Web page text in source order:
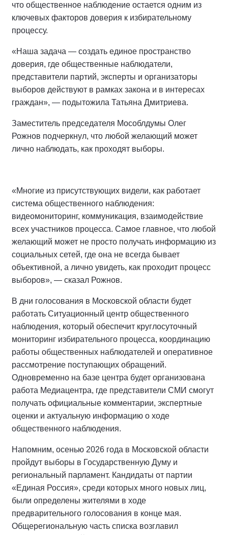
что общественное наблюдение остается одним из
ключевых факторов доверия к избирательному
процессу.
«Наша задача — создать единое пространство
доверия, где общественные наблюдатели,
представители партий, эксперты и организаторы
выборов действуют в рамках закона и в интересах
граждан», — подытожила Татьяна Дмитриева.
Заместитель председателя Мособлдумы Олег
Рожнов подчеркнул, что любой желающий может
лично наблюдать, как проходят выборы.
«Многие из присутствующих видели, как работает
система общественного наблюдения:
видеомониторинг, коммуникация, взаимодействие
всех участников процесса. Самое главное, что любой
желающий может не просто получать информацию из
социальных сетей, где она не всегда бывает
объективной, а лично увидеть, как проходит процесс
выборов», — сказал Рожнов.
В дни голосования в Московской области будет
работать Ситуационный центр общественного
наблюдения, который обеспечит круглосуточный
мониторинг избирательного процесса, координацию
работы общественных наблюдателей и оперативное
рассмотрение поступающих обращений.
Одновременно на базе центра будет организована
работа Медиацентра, где представители СМИ смогут
получать официальные комментарии, экспертные
оценки и актуальную информацию о ходе
общественного наблюдения.
Напомним, осенью 2026 года в Московской области
пройдут выборы в Государственную Думу и
региональный парламент. Кандидаты от партии
«Единая Россия», среди которых много новых лиц,
были определены жителями в ходе
предварительного голосования в конце мая.
Общерегиональную часть списка возглавил